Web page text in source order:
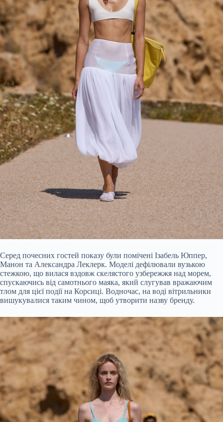
Серед почесних гостей показу були помічені Ізабель Юппер,
Манон та Александра Леклерк. Моделі дефілювали вузькою
стежкою, що вилася вздовж скелястого узбережжя над морем,
спускаючись від самотнього маяка, який слугував вражаючим
тлом для цієї події на Корсиці. Водночас, на воді вітрильники
вишукувалися таким чином, щоб утворити назву бренду.